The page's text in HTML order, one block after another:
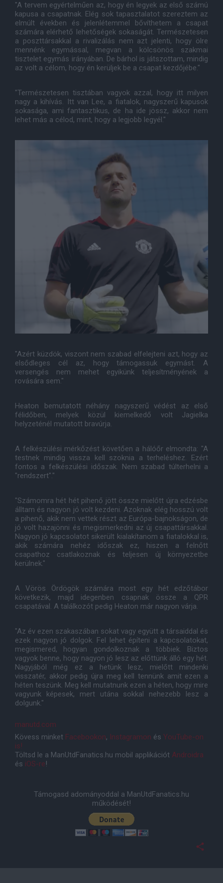
"A tervem egyértelműen az, hogy én legyek az első számú
kapusa a csapatnak. Elég sok tapasztalatot szereztem az
elmúlt években és jelenlétemmel bővíthetem a csapat
számára elérhető lehetőségek sokaságát. Természetesen
a poszttársakkal a rivalizálás nem azt jelenti, hogy ölre
mennénk egymással, megvan a kölcsönös szakmai
tisztelet egymás irányában. De bárhol is játszottam, mindig
az volt a célom, hogy én kerüljek be a csapat kezdőjébe."
"Természetesen tisztában vagyok azzal, hogy itt milyen
nagy a kihívás. Itt van Lee, a fiatalok, nagyszerű kapusok
sokasága, ami fantasztikus, de ha ide jössz, akkor nem
lehet más a célod, mint, hogy a legjobb legyél."
"Azért küzdök, viszont nem szabad elfelejteni azt, hogy az
elsődleges cél az, hogy támogassuk egymást. A
versengés nem mehet egyikünk teljesítményének a
rovására sem."
Heaton bemutatott néhány nagyszerű védést az első
félidőben, melyek közül kiemelkedő volt Jagielka
helyzeténél mutatott bravúrja.
A felkészülési mérkőzést követően a hálóőr elmondta: "A
testnek mindig vissza kell szoknia a terheléshez. Ezért
fontos a felkészülési időszak. Nem szabad túlterhelni a
"rendszert"."
"Számomra hét hét pihenő jött össze mielőtt újra edzésbe
álltam és nagyon jó volt kezdeni. Azoknak elég hosszú volt
a pihenő, akik nem vettek részt az Európa-bajnokságon, de
jó volt hazajönni és megismerkedni az új csapattársakkal.
Nagyon jó kapcsolatot sikerült kialakítanom a fiatalokkal is,
akik számára nehéz időszak ez, hiszen a felnőtt
csapathoz csatlakoznak és teljesen új környezetbe
kerülnek."
A Vörös Ördögök számára most egy hét edzőtábor
következik, majd idegenben csapnak össze a QPR
csapatával. A találkozót pedig Heaton már nagyon várja.
"Az év ezen szakaszában sokat vagy együtt a társaiddal és
ezek nagyon jó dolgok. Fel lehet építeni a kapcsolatokat,
megismered, hogyan gondolkoznak a többiek. Biztos
vagyok benne, hogy nagyon jó lesz az előttünk álló egy hét.
Nagyjából még ez a hetünk lesz, mielőtt mindenki
visszatér, akkor pedig újra meg kell tennünk amit ezen a
héten teszünk. Meg kell mutatnunk ezen a héten, hogy mire
vagyunk képesek, mert utána sokkal nehezebb lesz a
dolgunk."
manutd.com
Kövess minket Facebookon, Instagramon és YouTube-on
is!
Töltsd le a ManUtdFanatics.hu mobil applikációt Androidra
és iOS-re!
Támogasd adományoddal a ManUtdFanatics.hu
működését!